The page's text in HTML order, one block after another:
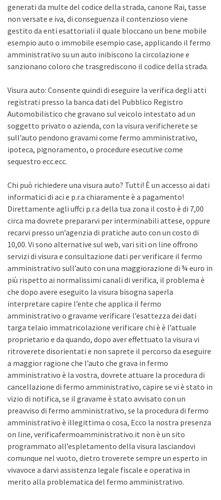
generati da multe del codice della strada, canone Rai, tasse
non versate e iva, di conseguenza il contenzioso viene
gestito da enti esattoriali il quale bloccano un bene mobile
esempio auto o immobile esempio case, applicando il fermo
amministrativo su un auto inibiscono la circolazione e
sanzionano coloro che trasgrediscono il codice della strada.
Visura auto: Consente quindi di eseguire la verifica degli atti
registrati presso la banca dati del Pubblico Registro
Automobilistico che gravano sul veicolo intestato ad un
soggetto privato o azienda, con la visura verificherete se
sull’auto pendono gravami come fermo amministrativo,
ipoteca, pignoramento, o procedure esecutive come
sequestro ecc.ecc.
Chi può richiedere una visura auto? Tutti! È un accesso ai dati
informatici di aci e p.r.a chiaramente è a pagamento!
Direttamente agli uffci p.r.a della tua zona il costo è di 7,00
circa ma dovrete prepararvi per interminabili attese, oppure
recarvi presso un’agenzia di pratiche auto con un costo di
10,00. Vi sono alternative sul web, vari siti on line offrono
servizi di visura e consultazione dati per verificare il fermo
amministrativo sull’auto con una maggiorazione di ¾ euro in
più rispetto ai normalissimi canali di verifica, il problema è
che dopo avere eseguito la visura bisogna saperla
interpretare capire l’ente che applica il fermo
amministrativo o gravame verificare l’esattezza dei dati
targa telaio immatricolazione verificare chi è è l’attuale
proprietario e da quando, dopo aver effettuato la visura vi
ritroverete disorientati e non saprete il percorso da eseguire
a maggior ragione che l’auto che grava in fermo
amministrativo è la vostra, dovrete attuare la procedura di
cancellazione di fermo amministrativo, capire se vi è stato in
vizio di notifica, se il gravame è stato avvisato con un
preavviso di fermo amministrativo, se la procedura di fermo
amministrativo è illegittima o cosa, Ecco la nostra presenza
on line, verificafermoamministrativo.it non è un sito
programmato all’espletamento della visura lasciandovi
comunque nel vuoto, dietro troverete sempre un esperto in
vivavoce a darvi assistenza legale fiscale e operativa in
merito alla problematica del fermo amministrativo.